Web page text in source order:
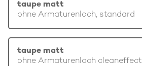
taupe matt
ohne Armaturenloch, standard
taupe matt
ohne Armaturenloch cleaneffect